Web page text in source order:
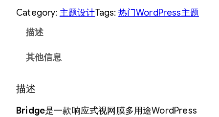
Category: 主题设计Tags: 热门WordPress主题
描述
其他信息
描述
Bridge是一款响应式视网膜多用途WordPress